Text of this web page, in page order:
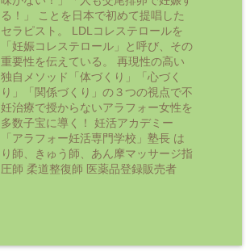
る！」 ことを日本で初めて提唱した
セラピスト。 LDLコレステロールを
「妊娠コレステロール」と呼び、その
重要性を伝えている。 再現性の高い
独自メソッド「体づくり」「心づく
り」「関係づくり」の３つの視点で不
妊治療で授からないアラフォー女性を
多数子宝に導く！ 妊活アカデミー
「アラフォー妊活専門学校」塾長 は
り師、きゅう師、あん摩マッサージ指
圧師 柔道整復師 医薬品登録販売者